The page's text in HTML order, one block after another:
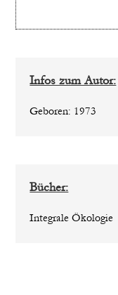
Infos zum Autor:
Geboren: 1973
Bücher:
Integrale Ökologie